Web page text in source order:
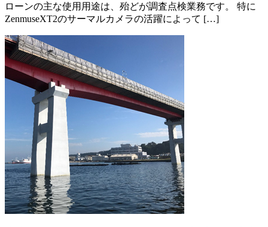
ローンの主な使用用途は、殆どが調査点検業務です。 特に
ZenmuseXT2のサーマルカメラの活躍によって […]